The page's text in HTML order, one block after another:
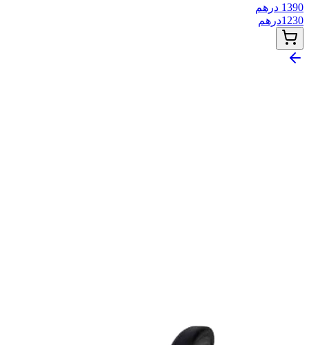
1390 درهم
1230درهم